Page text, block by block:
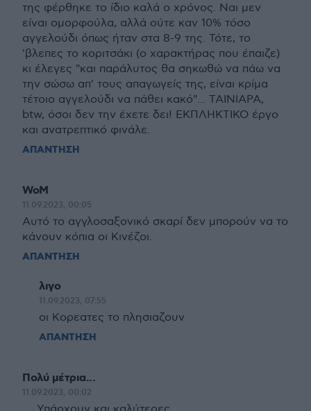
της φέρθηκε το ίδιο καλά ο χρόνος. Ναι μεν
είναι ομορφούλα, αλλά ούτε καν 10% τόσο
αγγελούδι όπως ήταν στα 8-9 της. Τότε, το
'βλεπες το κοριτσάκι (ο χαρακτήρας που έπαιζε)
κι έλεγες "και παράλυτος θα σηκωθώ να πάω να
την σώσω απ' τους απαγωγείς της, είναι κρίμα
τέτοιο αγγελούδι να πάθει κακό"... ΤΑΙΝΙΑΡΑ,
btw, όσοι δεν την έχετε δει! ΕΚΠΛΗΚΤΙΚΟ έργο
και ανατρεπτικό φινάλε.
ΑΠΑΝΤΗΣΗ
WoM
11.09.2023, 00:05
Αυτό το αγγλοσαξονικό σκαρί δεν μπορούν να το
κάνουν κόπια οι Κινέζοι.
ΑΠΑΝΤΗΣΗ
λιγο
11.09.2023, 07:55
οι Κορεατες το πλησιαζουν
ΑΠΑΝΤΗΣΗ
Πολύ μέτρια...
11.09.2023, 00:02